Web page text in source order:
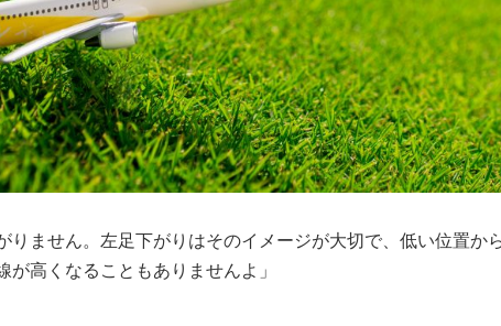
りません。左足下がりはそのイメージが大切で、低い位置か
高くなることもありませんよ」